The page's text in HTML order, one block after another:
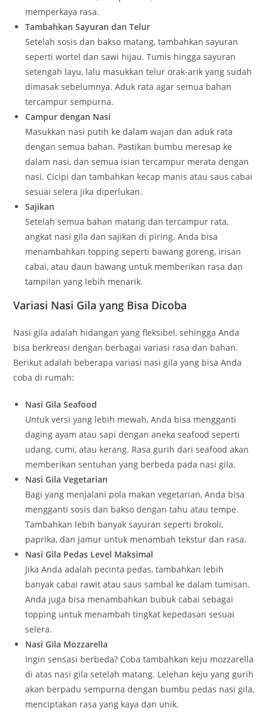
memperkaya rasa.
Tambahkan Sayuran dan Telur
Setelah sosis dan bakso matang, tambahkan sayuran
seperti wortel dan sawi hijau. Tumis hingga sayuran
setengah layu, lalu masukkan telur orak-arik yang sudah
dimasak sebelumnya. Aduk rata agar semua bahan
tercampur sempurna.
Campur dengan Nasi
Masukkan nasi putih ke dalam wajan dan aduk rata
dengan semua bahan. Pastikan bumbu meresap ke
dalam nasi, dan semua isian tercampur merata dengan
nasi. Cicipi dan tambahkan kecap manis atau saus cabai
sesuai selera jika diperlukan.
Sajikan
Setelah semua bahan matang dan tercampur rata,
angkat nasi gila dan sajikan di piring. Anda bisa
menambahkan topping seperti bawang goreng, irisan
cabai, atau daun bawang untuk memberikan rasa dan
tampilan yang lebih menarik.
Variasi Nasi Gila yang Bisa Dicoba
Nasi gila adalah hidangan yang fleksibel, sehingga Anda
bisa berkreasi dengan berbagai variasi rasa dan bahan.
Berikut adalah beberapa variasi nasi gila yang bisa Anda
coba di rumah:
Nasi Gila Seafood
Untuk versi yang lebih mewah, Anda bisa mengganti
daging ayam atau sapi dengan aneka seafood seperti
udang, cumi, atau kerang. Rasa gurih dari seafood akan
memberikan sentuhan yang berbeda pada nasi gila.
Nasi Gila Vegetarian
Bagi yang menjalani pola makan vegetarian, Anda bisa
mengganti sosis dan bakso dengan tahu atau tempe.
Tambahkan lebih banyak sayuran seperti brokoli,
paprika, dan jamur untuk menambah tekstur dan rasa.
Nasi Gila Pedas Level Maksimal
Jika Anda adalah pecinta pedas, tambahkan lebih
banyak cabai rawit atau saus sambal ke dalam tumisan.
Anda juga bisa menambahkan bubuk cabai sebagai
topping untuk menambah tingkat kepedasan sesuai
selera.
Nasi Gila Mozzarella
Ingin sensasi berbeda? Coba tambahkan keju mozzarella
di atas nasi gila setelah matang. Lelehan keju yang gurih
akan berpadu sempurna dengan bumbu pedas nasi gila,
menciptakan rasa yang kaya dan unik.